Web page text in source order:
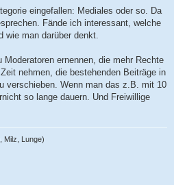
eingefallen: Mediales oder so. Da
Fände ich interessant, welche
wie man darüber denkt.
ernennen, die mehr Rechte
nehmen, die bestehenden Beiträge in
verschieben. Wenn man das z.B. mit 10
so lange dauern. Und Freiwillige
Milz, Lunge)